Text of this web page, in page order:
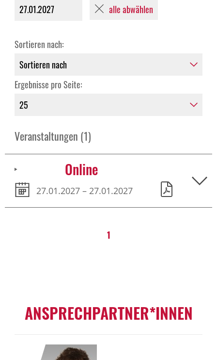
27.01.2027 alle abwählen
Sortieren nach:
Ergebnisse pro Seite:
Veranstaltungen (1)
Online
27.01.2027 – 27.01.2027
1
ANSPRECHPARTNER*INNEN